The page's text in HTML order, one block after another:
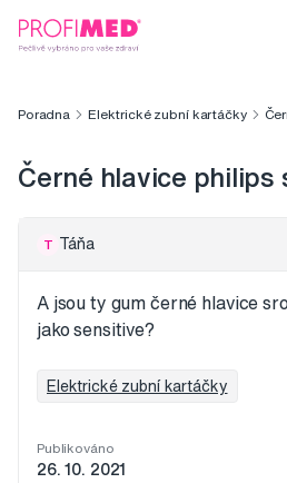
Poradna Elektrické zubní kartáčky
Černé hlavice philips
T Táňa
A jsou ty gum černé hlavice
jako sensitive?
Elektrické zubní kartáčky
Publikováno
26. 10. 2021